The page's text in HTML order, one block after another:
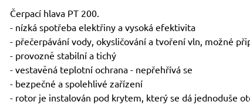
Čerpací hlava PT 200.
- nízká spotřeba elektřiny a vysoká efektivita
- přečerpávání vody, okysličování a tvoření vln, možné
- provozně stabilní a tichý
- vestavěná teplotní ochrana - nepřehřívá se
- bezpečné a spolehlivé zařízení
- rotor je instalován pod krytem, který se dá jednoduše